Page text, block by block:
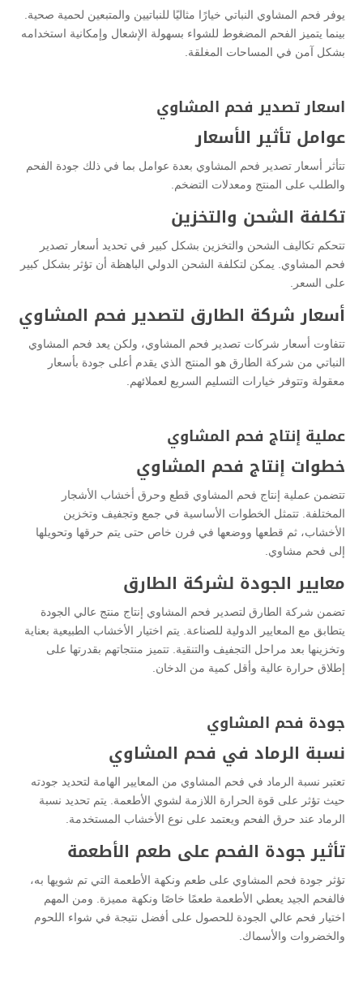
يوفر فحم المشاوي النباتي خيارًا مثاليًا للنباتيين والمتبعين لحمية صحية.
بينما يتميز الفحم المضغوط للشواء بسهولة الإشعال وإمكانية استخدامه
بشكل آمن في المساحات المغلقة.
اسعار تصدير فحم المشاوي
عوامل تأثير الأسعار
تتأثر أسعار تصدير فحم المشاوي بعدة عوامل بما في ذلك جودة الفحم
والطلب على المنتج ومعدلات التضخم.
تكلفة الشحن والتخزين
تتحكم تكاليف الشحن والتخزين بشكل كبير في تحديد أسعار تصدير
فحم المشاوي. يمكن لتكلفة الشحن الدولي الباهظة أن تؤثر بشكل كبير
على السعر.
أسعار شركة الطارق لتصدير فحم المشاوي
تتفاوت أسعار شركات تصدير فحم المشاوي، ولكن يعد فحم المشاوي
النباتي من شركة الطارق هو المنتج الذي يقدم أعلى جودة بأسعار
معقولة وتتوفر خيارات التسليم السريع لعملائهم.
عملية إنتاج فحم المشاوي
خطوات إنتاج فحم المشاوي
تتضمن عملية إنتاج فحم المشاوي قطع وحرق أخشاب الأشجار
المختلفة. تتمثل الخطوات الأساسية في جمع وتجفيف وتخزين
الأخشاب، ثم قطعها ووضعها في فرن خاص حتى يتم حرقها وتحويلها
إلى فحم مشاوي.
معايير الجودة لشركة الطارق
تضمن شركة الطارق لتصدير فحم المشاوي إنتاج منتج عالي الجودة
يتطابق مع المعايير الدولية للصناعة. يتم اختيار الأخشاب الطبيعية بعناية
وتخزينها بعد مراحل التجفيف والتنقية. تتميز منتجاتهم بقدرتها على
إطلاق حرارة عالية وأقل كمية من الدخان.
جودة فحم المشاوي
نسبة الرماد في فحم المشاوي
تعتبر نسبة الرماد في فحم المشاوي من المعايير الهامة لتحديد جودته
حيث تؤثر على قوة الحرارة اللازمة لشوي الأطعمة. يتم تحديد نسبة
الرماد عند حرق الفحم ويعتمد على نوع الأخشاب المستخدمة.
تأثير جودة الفحم على طعم الأطعمة
تؤثر جودة فحم المشاوي على طعم ونكهة الأطعمة التي تم شويها به،
فالفحم الجيد يعطي الأطعمة طعمًا خاصًا ونكهة مميزة. ومن المهم
اختيار فحم عالي الجودة للحصول على أفضل نتيجة في شواء اللحوم
والخضروات والأسماك.